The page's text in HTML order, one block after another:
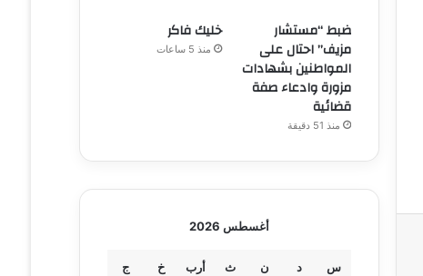
ضبط “مستشار
مزيف” احتال على
المواطنين بشهادات
مزورة وادعاء صفة
قضائية
منذ 51 دقيقة
خليك فاكر
منذ 5 ساعات
أغسطس 2026
س د ن ث أرب خ ج